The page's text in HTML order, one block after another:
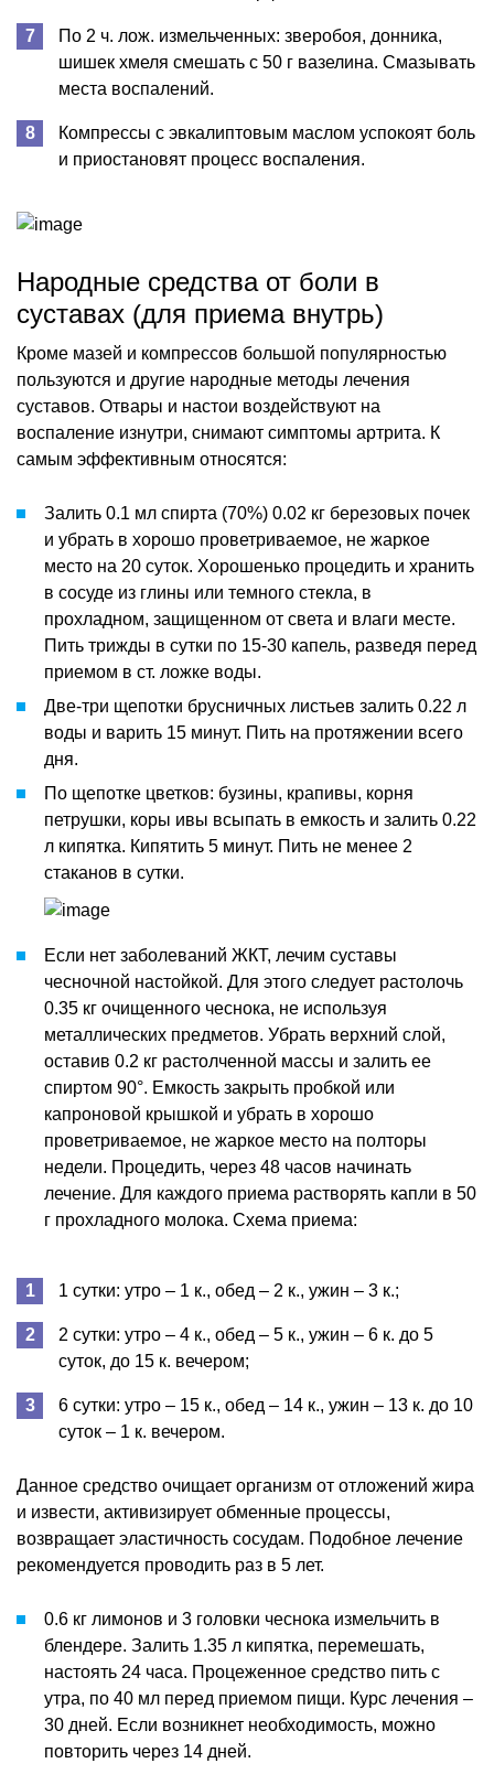
По 2 ч. лож. измельченных: зверобоя, донника,
шишек хмеля смешать с 50 г вазелина. Смазывать
места воспалений.
Компрессы с эвкалиптовым маслом успокоят боль
и приостановят процесс воспаления.
Народные средства от боли в
суставах (для приема внутрь)
Кроме мазей и компрессов большой популярностью
пользуются и другие народные методы лечения
суставов. Отвары и настои воздействуют на
воспаление изнутри, снимают симптомы артрита. К
самым эффективным относятся:
Залить 0.1 мл спирта (70%) 0.02 кг березовых почек
и убрать в хорошо проветриваемое, не жаркое
место на 20 суток. Хорошенько процедить и хранить
в сосуде из глины или темного стекла, в
прохладном, защищенном от света и влаги месте.
Пить трижды в сутки по 15-30 капель, разведя перед
приемом в ст. ложке воды.
Две-три щепотки брусничных листьев залить 0.22 л
воды и варить 15 минут. Пить на протяжении всего
дня.
По щепотке цветков: бузины, крапивы, корня
петрушки, коры ивы всыпать в емкость и залить 0.22
л кипятка. Кипятить 5 минут. Пить не менее 2
стаканов в сутки.
Если нет заболеваний ЖКТ, лечим суставы
чесночной настойкой. Для этого следует растолочь
0.35 кг очищенного чеснока, не используя
металлических предметов. Убрать верхний слой,
оставив 0.2 кг растолченной массы и залить ее
спиртом 90°. Емкость закрыть пробкой или
капроновой крышкой и убрать в хорошо
проветриваемое, не жаркое место на полторы
недели. Процедить, через 48 часов начинать
лечение. Для каждого приема растворять капли в 50
г прохладного молока. Схема приема:
1 сутки: утро – 1 к., обед – 2 к., ужин – 3 к.;
2 сутки: утро – 4 к., обед – 5 к., ужин – 6 к. до 5
суток, до 15 к. вечером;
6 сутки: утро – 15 к., обед – 14 к., ужин – 13 к. до 10
суток – 1 к. вечером.
Данное средство очищает организм от отложений жира
и извести, активизирует обменные процессы,
возвращает эластичность сосудам. Подобное лечение
рекомендуется проводить раз в 5 лет.
0.6 кг лимонов и 3 головки чеснока измельчить в
блендере. Залить 1.35 л кипятка, перемешать,
настоять 24 часа. Процеженное средство пить с
утра, по 40 мл перед приемом пищи. Курс лечения –
30 дней. Если возникнет необходимость, можно
повторить через 14 дней.